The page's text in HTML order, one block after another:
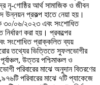
গোষ্ঠির আর্থ সামাজিক ও জীবন
উন্নয়ন প্রকল্প হাতে নেয়া হয়।
৩০/০৬/২০২৩ এবং সংশোধিত
করা হয়। প্রকল্পের
সংশোধিত প্রাক্কলিত ব্যয়
তথ্যের ভিত্তিতে সুফলভোগীর
উত্তর পশ্চিমাঞ্চল ও
পরিবারের মাঝে অনুদান বিতরণের
পরিবারের মাঝে ৭টি প্যাকেজে